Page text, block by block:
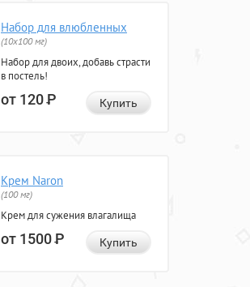
Набор для влюбленных
(10х100 мг)
Набор для двоих, добавь страсти
в постель!
от 120Р Купить
Крем Naron
(100 мг)
Крем для сужения влагалища
от 1500Р Купить